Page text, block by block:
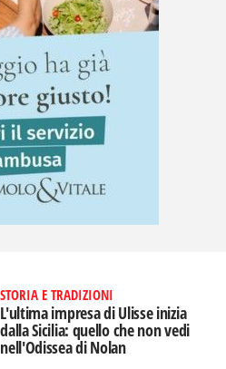
STORIA E TRADIZIONI
L'ultima impresa di Ulisse inizia
dalla Sicilia: quello che non vedi
nell'Odissea di Nolan